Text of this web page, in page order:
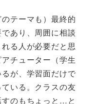
テーマも）最終的
あり、周囲に相談
る人が必要だと思
チューター（学生
が、学習面だけで
いる。クラスの友
のもちょっと…と